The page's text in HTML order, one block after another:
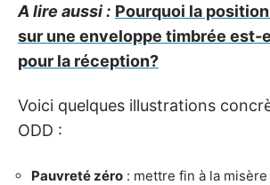
A lire aussi : Pourquoi la
sur une enveloppe timbrée est-
pour la réception?
Voici quelques illustrations
ODD :
Pauvreté zéro : mettre fin à la